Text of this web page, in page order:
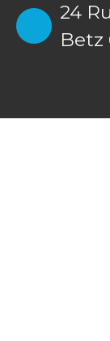
24
Betz